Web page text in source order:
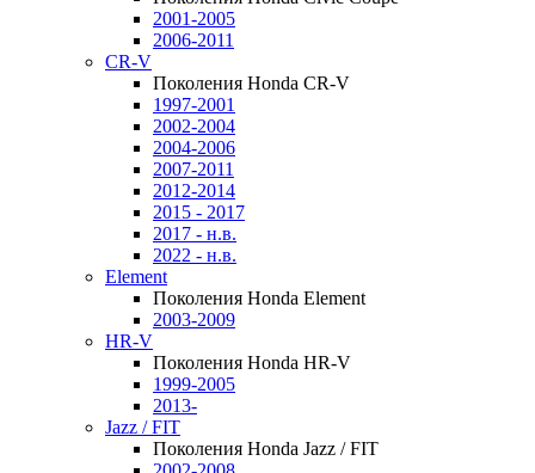
2001-2005
2006-2011
CR-V
Поколения Honda CR-V
1997-2001
2002-2004
2004-2006
2007-2011
2012-2014
2015 - 2017
2017 - н.в.
2022 - н.в.
Element
Поколения Honda Element
2003-2009
HR-V
Поколения Honda HR-V
1999-2005
2013-
Jazz / FIT
Поколения Honda Jazz / FIT